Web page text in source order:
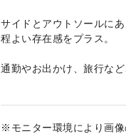
サイドとアウトソールに
程よい存在感をプラス。
通勤やお出かけ、旅行な
※モニター環境により画像